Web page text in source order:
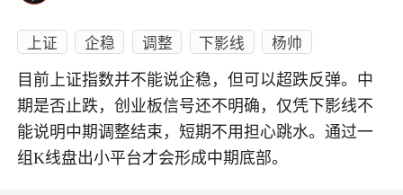
上证 企稳 调整 下影线 杨帅
目前上证指数并不能说企稳，但可以超跌反弹。中
期是否止跌，创业板信号还不明确，仅凭下影线不
能说明中期调整结束，短期不用担心跳水。通过一
组K线盘出小平台才会形成中期底部。